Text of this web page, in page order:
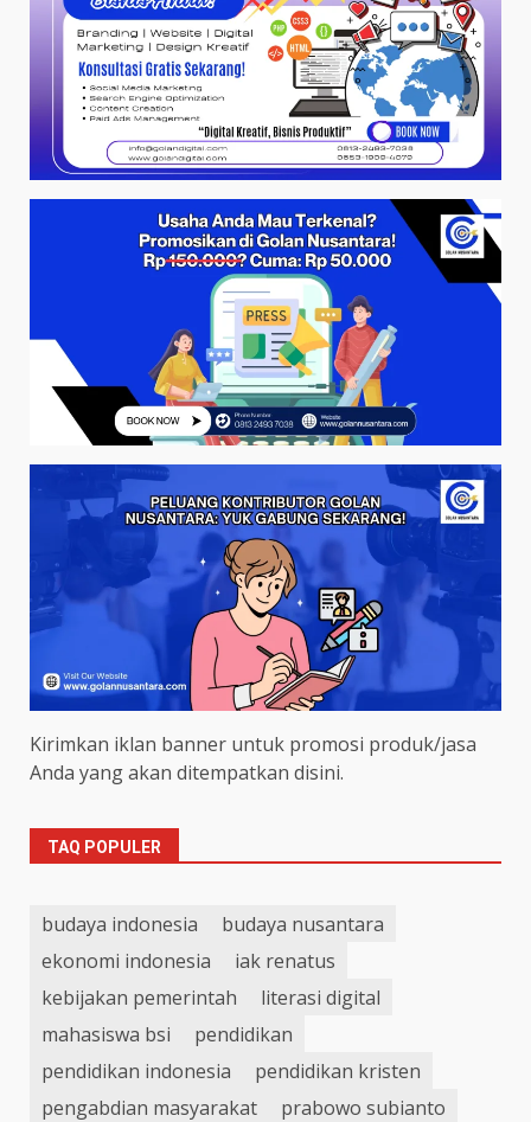
Kirimkan iklan banner untuk promosi produk/jasa
Anda yang akan ditempatkan disini.
TAQ POPULER
budaya indonesia
budaya nusantara
ekonomi indonesia
iak renatus
kebijakan pemerintah
literasi digital
mahasiswa bsi
pendidikan
pendidikan indonesia
pendidikan kristen
pengabdian masyarakat
prabowo subianto